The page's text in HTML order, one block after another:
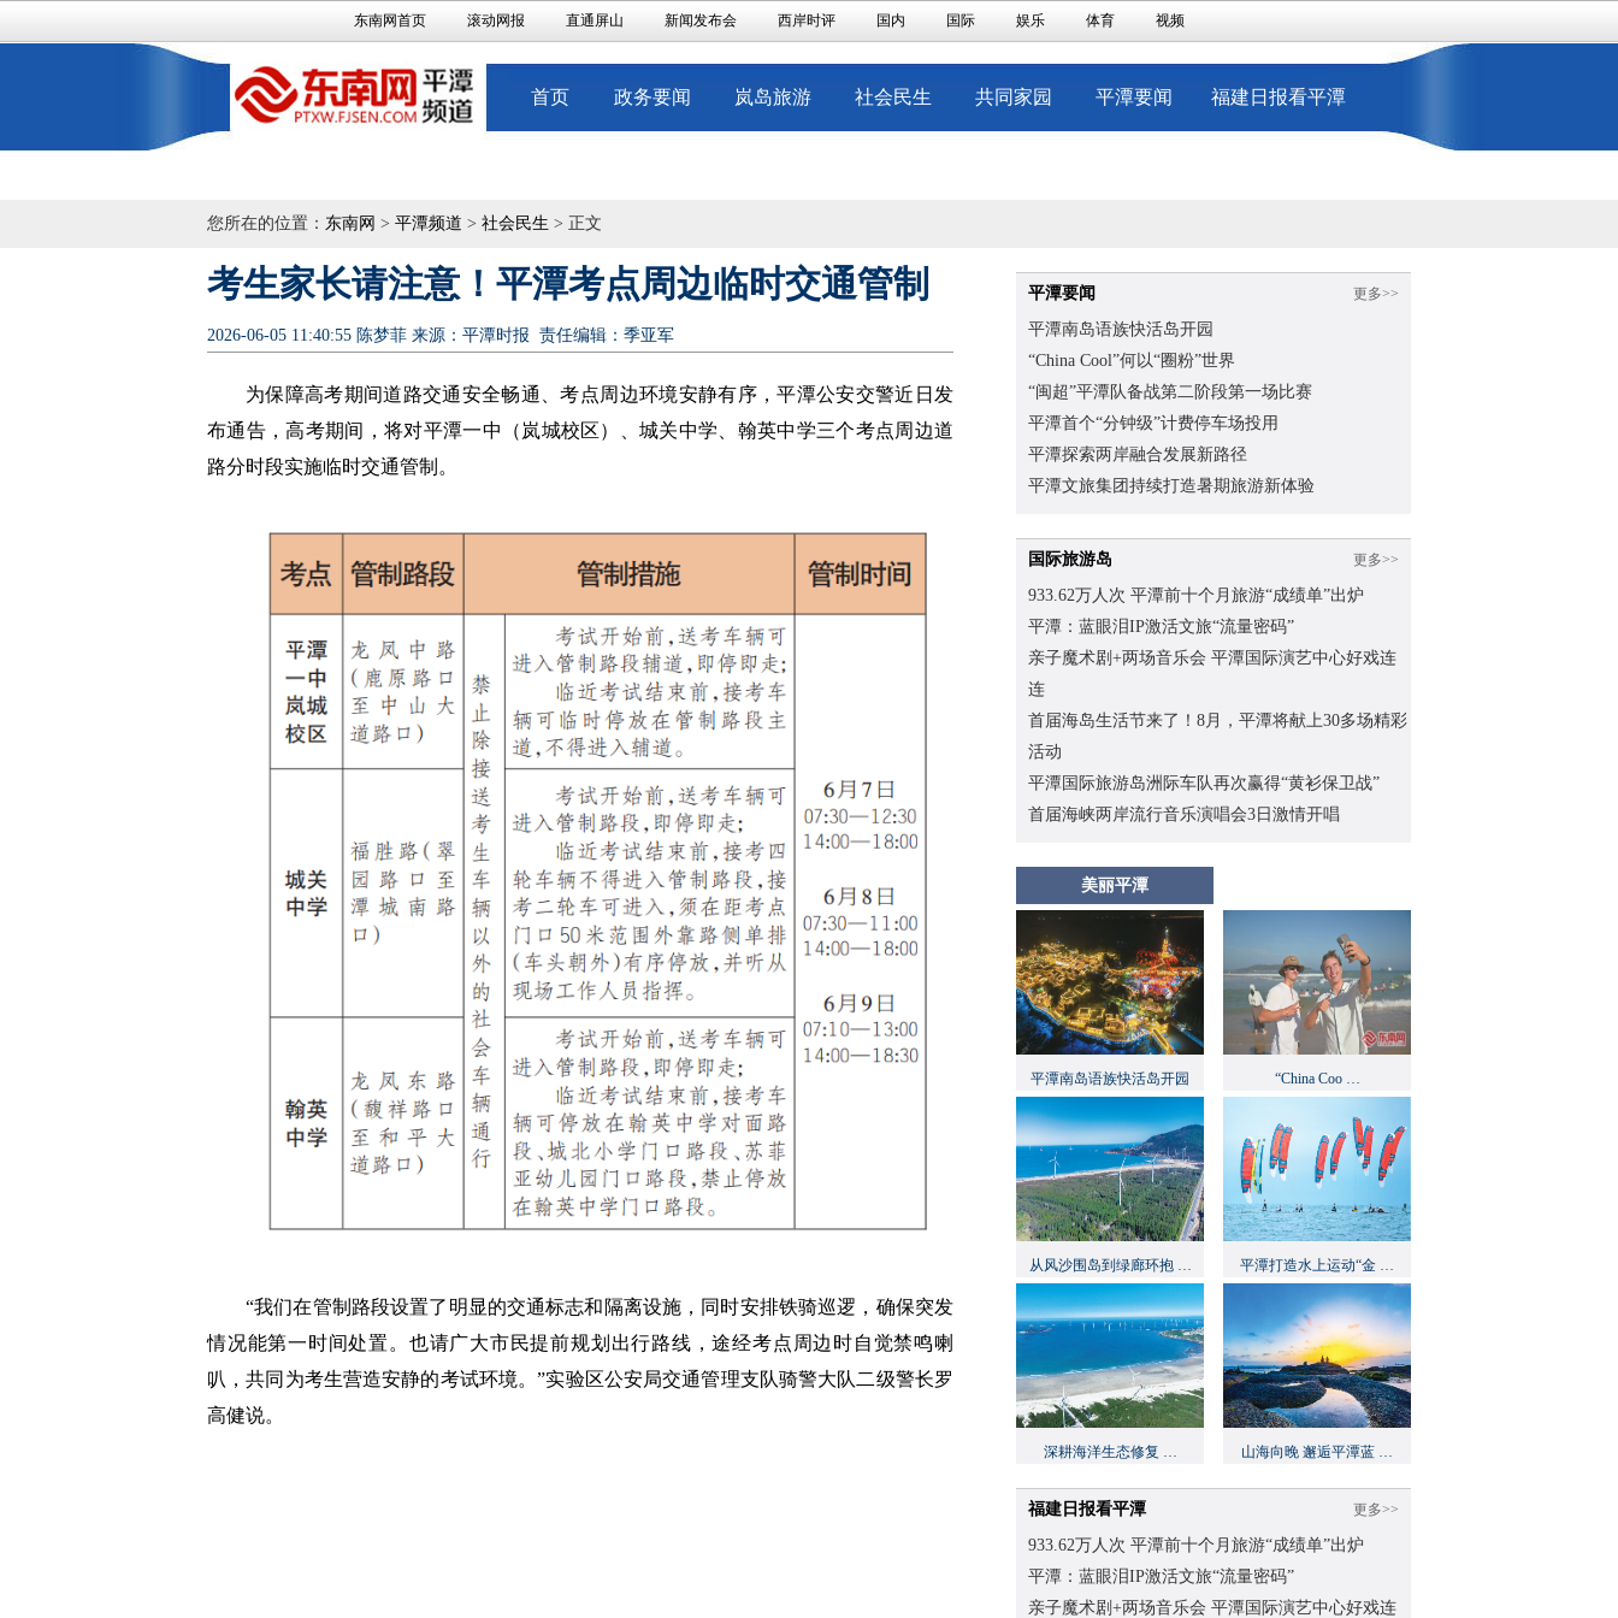
东南网首页 滚动网报 直通屏山 新闻发布会 西岸时评 国内 国际 娱乐 体育 视频
首页 政务要闻 岚岛旅游 社会民生 共同家园 平潭要闻 福建日报看平潭
您所在的位置： 东南网 > 平潭频道 > 社会民生 > 正文
考生家长请注意！平潭考点周边临时交通管制
2026-06-05 11:40:55 陈梦菲 来源：平潭时报 责任编辑：季亚军
为保障高考期间道路交通安全畅通、考点周边环境安静有序，平潭公安交警近日发
布通告，高考期间，将对平潭一中（岚城校区）、城关中学、翰英中学三个考点周边道
路分时段实施临时交通管制。
“我们在管制路段设置了明显的交通标志和隔离设施，同时安排铁骑巡逻，确保突发
情况能第一时间处置。也请广大市民提前规划出行路线，途经考点周边时自觉禁鸣喇
叭，共同为考生营造安静的考试环境。”实验区公安局交通管理支队骑警大队二级警长罗
高健说。
更多>>
平潭要闻
平潭南岛语族快活岛开园
“China Cool”何以“圈粉”世界
“闽超”平潭队备战第二阶段第一场比赛
平潭首个“分钟级”计费停车场投用
平潭探索两岸融合发展新路径
平潭文旅集团持续打造暑期旅游新体验
更多>>
国际旅游岛
933.62万人次 平潭前十个月旅游“成绩单”出炉
平潭：蓝眼泪IP激活文旅“流量密码”
亲子魔术剧+两场音乐会 平潭国际演艺中心好戏连
连
首届海岛生活节来了！8月，平潭将献上30多场精彩
活动
平潭国际旅游岛洲际车队再次赢得“黄衫保卫战”
首届海峡两岸流行音乐演唱会3日激情开唱
美丽平潭
平潭南岛语族快活岛开园 “China Coo …
从风沙围岛到绿廊环抱 … 平潭打造水上运动“金 …
深耕海洋生态修复 … 山海向晚 邂逅平潭蓝 …
更多>>
福建日报看平潭
933.62万人次 平潭前十个月旅游“成绩单”出炉
平潭：蓝眼泪IP激活文旅“流量密码”
亲子魔术剧+两场音乐会 平潭国际演艺中心好戏连